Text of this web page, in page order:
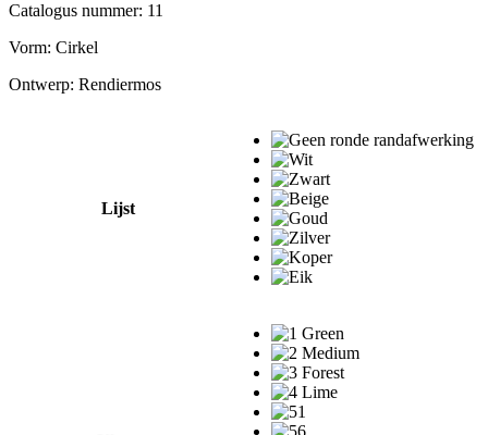
Catalogus nummer: 11
Vorm: Cirkel
Ontwerp: Rendiermos
Lijst